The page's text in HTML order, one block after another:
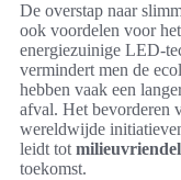
De overstap naar
ook voordelen voor
energiezuinige LED-
vermindert men de
hebben vaak een
afval. Het bevorderen
wereldwijde
leidt tot
toekomst.